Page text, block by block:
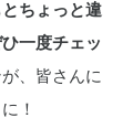
とちょっと違
一度チェッ
、皆さんに
！